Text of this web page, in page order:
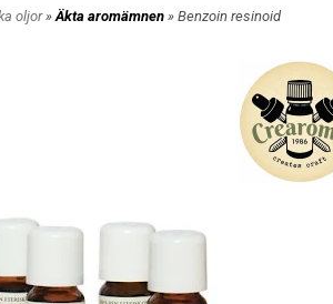
oljor»Äkta aromämnen » Benzoin resinoid